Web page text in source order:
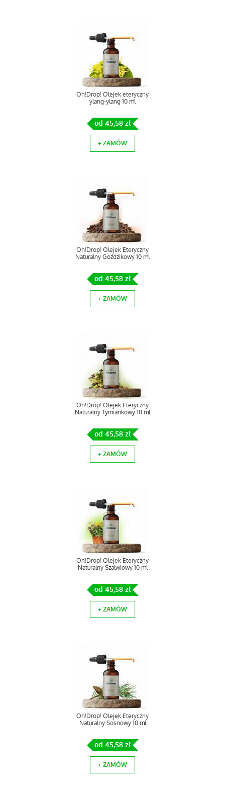
Oh!Drop! Olejek eteryczny
ylang-ylang 10 ml
od 45,58 zł
+ ZAMÓW
Oh!Drop! Olejek Eteryczny
Naturalny Goździkowy 10 ml
od 45,58 zł
+ ZAMÓW
Oh!Drop! Olejek Eteryczny
Naturalny Tymiankowy 10 ml
od 45,58 zł
+ ZAMÓW
Oh!Drop! Olejek Eteryczny
Naturalny Szałwiowy 10 ml
od 45,58 zł
+ ZAMÓW
Oh!Drop! Olejek Eteryczny
Naturalny Sosnowy 10 ml
od 45,58 zł
+ ZAMÓW